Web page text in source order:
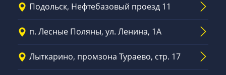
Подольск, Нефтебазовый проезд 11
п. Лесные Поляны, ул. Ленина, 1А
Лыткарино, промзона Тураево, стр. 17